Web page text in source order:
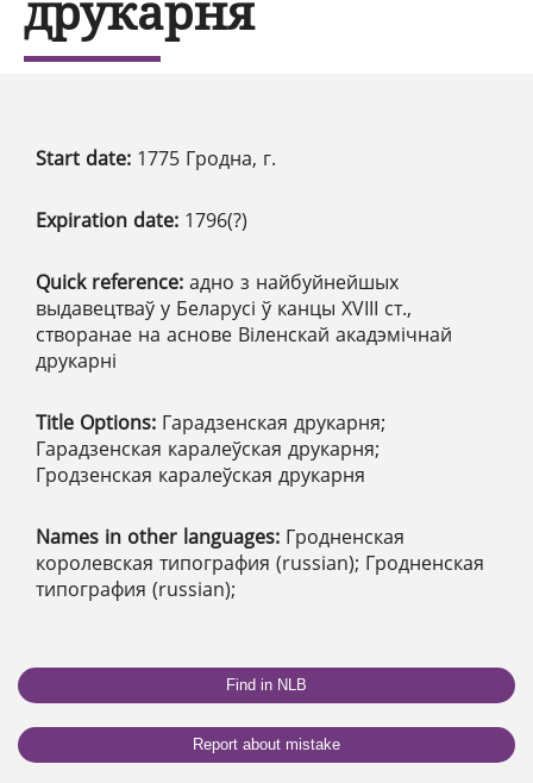
Start date: 1775 Гродна, г.
Expiration date: 1796(?)
Quick reference: адно з найбуйнейшых
выдавецтваў у Беларусі ў канцы XVІІІ ст.,
створанае на аснове Віленскай акадэмічнай
друкарні
Title Options: Гарадзенская друкарня;
Гарадзенская каралеўская друкарня;
Гродзенская каралеўская друкарня
Names in other languages: Гродненская
королевская типография (russian); Гродненская
типография (russian);
Find in NLB
Report about mistake